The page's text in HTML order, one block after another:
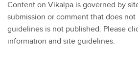
Content on Vikalpa is governed by
submission or comment that does not
guidelines is not published. Please
information and site guidelines.